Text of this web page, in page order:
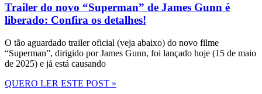
Trailer do novo “Superman” de James Gunn é
liberado: Confira os detalhes!
O tão aguardado trailer oficial (veja abaixo) do novo filme
“Superman”, dirigido por James Gunn, foi lançado hoje (15 de maio
de 2025) e já está causando
QUERO LER ESTE POST »